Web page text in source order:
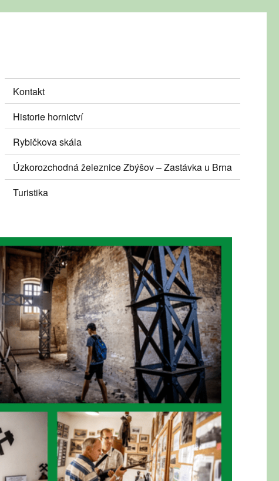
Kontakt
Historie hornictví
Rybičkova skála
Úzkorozchodná železnice Zbýšov – Zastávka u Brna
Turistika